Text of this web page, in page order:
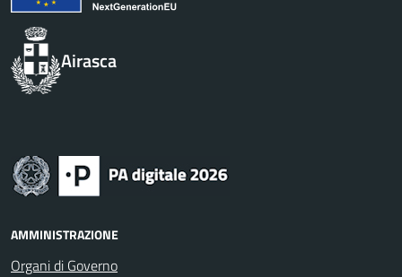
Airasca
AMMINISTRAZIONE
Organi di Governo